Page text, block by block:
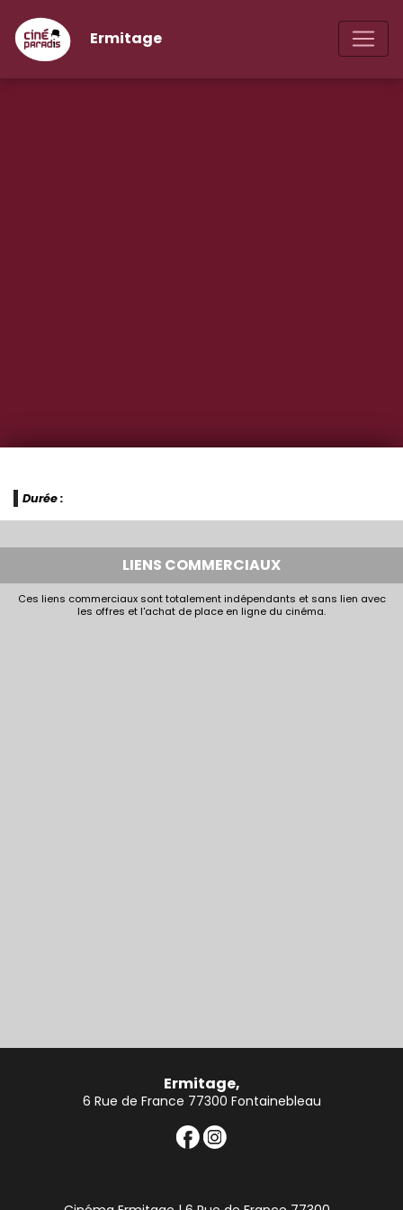
Ermitage
Durée :
LIENS COMMERCIAUX
Ces liens commerciaux sont totalement indépendants et sans lien avec
les offres et l'achat de place en ligne du cinéma.
Ermitage,
6 Rue de France 77300 Fontainebleau